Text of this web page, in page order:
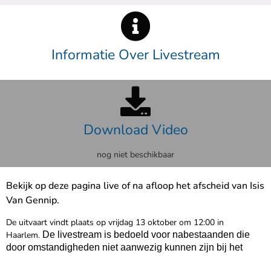
Informatie Over Livestream
Download Video
nog niet beschikbaar
Bekijk op deze pagina live of na afloop het afscheid van Isis
Van Gennip.
De uitvaart vindt plaats op vrijdag 13 oktober om 12:00 in
Haarlem. De livestream is bedoeld voor nabestaanden die
door omstandigheden niet aanwezig kunnen zijn bij het